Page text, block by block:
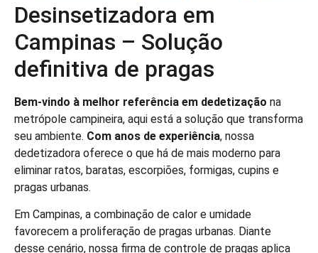
Desinsetizadora em
Campinas – Solução
definitiva de pragas
Bem-vindo à melhor referência em dedetização na
metrópole campineira, aqui está a solução que transforma
seu ambiente. Com anos de experiência, nossa
dedetizadora oferece o que há de mais moderno para
eliminar ratos, baratas, escorpiões, formigas, cupins e
pragas urbanas.
Em Campinas, a combinação de calor e umidade
favorecem a proliferação de pragas urbanas. Diante
desse cenário, nossa firma de controle de pragas aplica